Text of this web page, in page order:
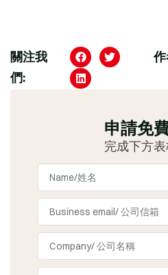
關注我
們:
申請免
完成下方